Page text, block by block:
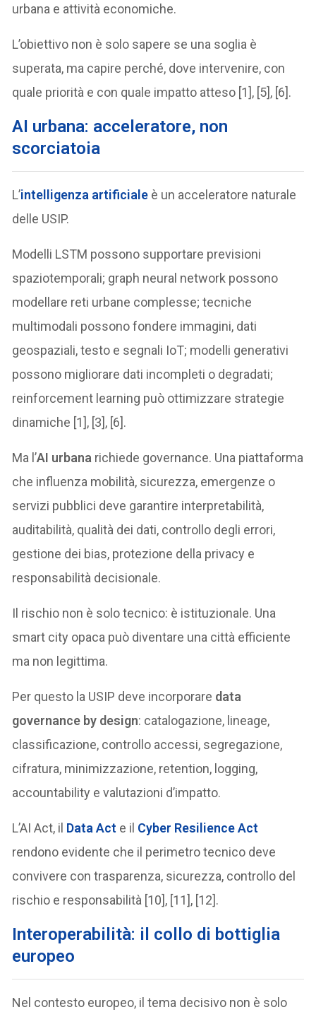
urbana e attività economiche.
L’obiettivo non è solo sapere se una soglia è
superata, ma capire perché, dove intervenire, con
quale priorità e con quale impatto atteso [1], [5], [6].
AI urbana: acceleratore, non
scorciatoia
L’intelligenza artificiale è un acceleratore naturale
delle USIP.
Modelli LSTM possono supportare previsioni
spaziotemporali; graph neural network possono
modellare reti urbane complesse; tecniche
multimodali possono fondere immagini, dati
geospaziali, testo e segnali IoT; modelli generativi
possono migliorare dati incompleti o degradati;
reinforcement learning può ottimizzare strategie
dinamiche [1], [3], [6].
Ma l’AI urbana richiede governance. Una piattaforma
che influenza mobilità, sicurezza, emergenze o
servizi pubblici deve garantire interpretabilità,
auditabilità, qualità dei dati, controllo degli errori,
gestione dei bias, protezione della privacy e
responsabilità decisionale.
Il rischio non è solo tecnico: è istituzionale. Una
smart city opaca può diventare una città efficiente
ma non legittima.
Per questo la USIP deve incorporare data
governance by design: catalogazione, lineage,
classificazione, controllo accessi, segregazione,
cifratura, minimizzazione, retention, logging,
accountability e valutazioni d’impatto.
L’AI Act, il Data Act e il Cyber Resilience Act
rendono evidente che il perimetro tecnico deve
convivere con trasparenza, sicurezza, controllo del
rischio e responsabilità [10], [11], [12].
Interoperabilità: il collo di bottiglia
europeo
Nel contesto europeo, il tema decisivo non è solo